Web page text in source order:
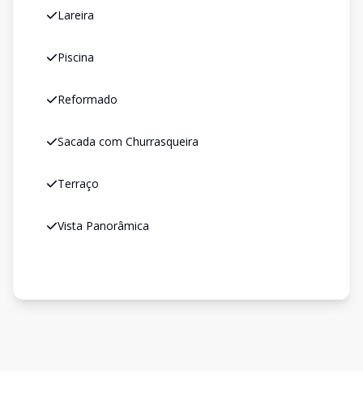
Lareira
Piscina
Reformado
Sacada com Churrasqueira
Terraço
Vista Panorâmica